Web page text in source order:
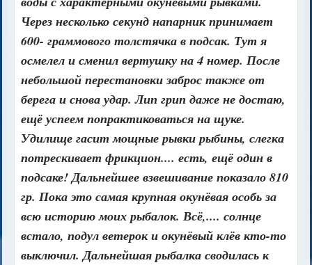
Через несколько секунд напарник принимает
600- граммового толстячка в подсак. Тут я
осмелел и сменил вертушку на 4 номер. После
небольшой перестановки заброс также от
берега и снова удар. Лип грип даже не достаю,
ещё успеем попрактиковаться на щуке.
Удилище гасит мощные рывки рыбины, слегка
потрескивает фрикцион.... есть, ещё один в
подсаке! Дальнейшее взвешивание показало 810
гр. Пока это самая крупная окунёвая особь за
всю историю моих рыбалок. Всё,.... солнце
встало, подул ветерок и окунёвый клёв кто-то
выключил. Дальнейшая рыбалка сводилась к